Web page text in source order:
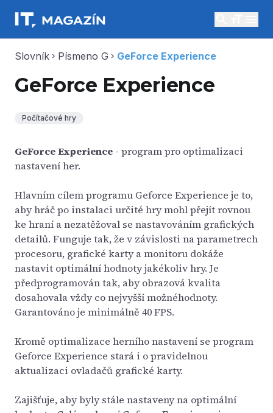
Slovník chevron_right Písmeno G chevron_right GeForce Experience
GeForce Experience
Počítačové hry
GeForce Experience - program pro optimalizaci
nastavení her.
Hlavním cílem programu Geforce Experience je to,
aby hráč po instalaci určité hry mohl přejít rovnou
ke hraní a nezatěžoval se nastavováním grafických
detailů. Funguje tak, že v závislosti na parametrech
procesoru, grafické karty a monitoru dokáže
nastavit optimální hodnoty jakékoliv hry. Je
předprogramován tak, aby obrazová kvalita
dosahovala vždy co nejvyšší možnéhodnoty.
Garantováno je minimálně 40 FPS.
Kromě optimalizace herního nastavení se program
Geforce Experience stará i o pravidelnou
aktualizaci ovladačů grafické karty.
Zajišťuje, aby byly stále nastaveny na optimální